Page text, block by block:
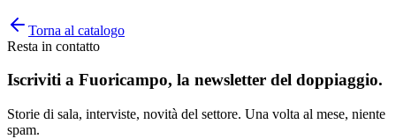
Torna al catalogo
Resta in contatto
Iscriviti a Fuoricampo, la newsletter del doppiaggio.
Storie di sala, interviste, novità del settore. Una volta al mese, niente
spam.